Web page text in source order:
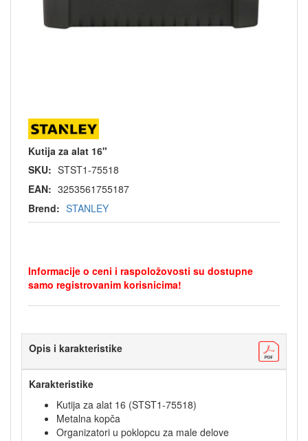
Kutija za alat 16"
SKU: STST1-75518
EAN: 3253561755187
Brend: STANLEY
Informacije o ceni i raspoložovosti su dostupne
samo registrovanim korisnicima!
Opis i karakteristike
Karakteristike
Kutija za alat 16 (STST1-75518)
Metalna kopča
Organizatori u poklopcu za male delove